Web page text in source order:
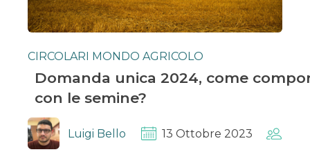
CIRCOLARI MONDO AGRICOLO
Domanda unica 2024, come
con le semine?
Luigi Bello 13 Ottobre 2023